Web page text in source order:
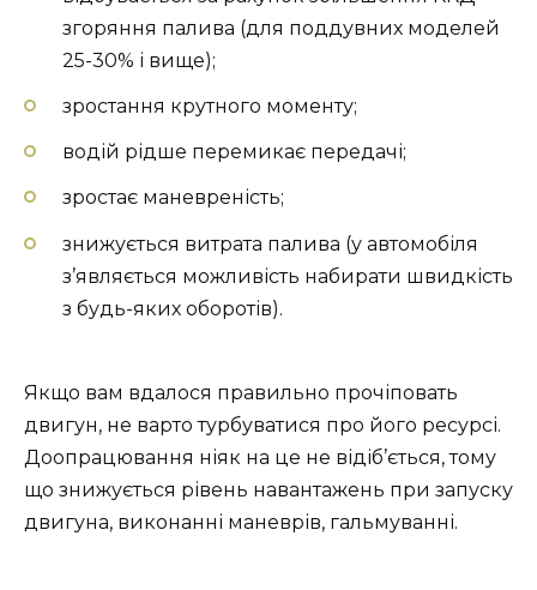
згоряння палива (для поддувних моделей
25-30% і вище);
зростання крутного моменту;
водій рідше перемикає передачі;
зростає маневреність;
знижується витрата палива (у автомобіля
з’являється можливість набирати швидкість
з будь-яких оборотів).
Якщо вам вдалося правильно прочіповать
двигун, не варто турбуватися про його ресурсі.
Доопрацювання ніяк на це не відіб’ється, тому
що знижується рівень навантажень при запуску
двигуна, виконанні маневрів, гальмуванні.